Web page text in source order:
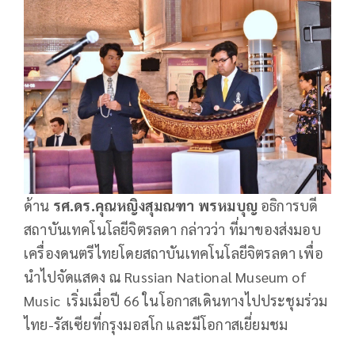
ด้าน รศ.ดร.คุณหญิงสุมณฑา พรหมบุญอธิการบดี
สถาบันเทคโนโลยีจิตรลดา กล่าวว่า ที่มาของส่งมอบ
เครื่องดนตรีไทยโดยสถาบันเทคโนโลยีจิตรลดา เพื่อ
นำไปจัดแสดง ณ Russian National Museum of
Music เริ่มเมื่อปี 66 ในโอกาสเดินทางไปประชุมร่วม
ไทย-รัสเซียที่กรุงมอสโก และมีโอกาสเยี่ยมชม